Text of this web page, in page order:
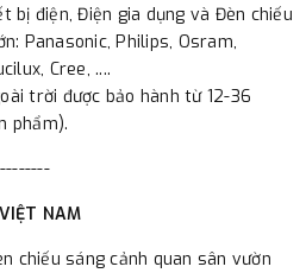
bị điện, Điện gia dụng và Đèn chiếu
Panasonic, Philips, Osram,
Cree, ....
trời được bảo hành từ 12-36
phẩm).
NAM
chiếu sáng cảnh quan sân vườn